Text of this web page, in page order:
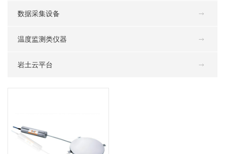
数据采集设备
温度监测类仪器
岩土云平台
BSIL-GS400T/GS410T型光纤光栅式土压力计